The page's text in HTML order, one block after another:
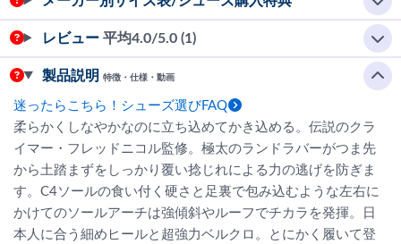
レビュー 平均4.0/5.0 (1)
製品説明 特徴・仕様・動画
迷ったらこちら！シューズ選びFAQ
柔らかくしなやかなのに立ち込めてかき込める。伝説のクラ
イマー・フレッドニコル監修。極太のランドラバーがつま先
から土踏まずをしっかり覆い捻じれによる力の逃げを防ぎま
す。C4ソールの食い付く硬さと足裏で包み込むような左右に
かけてのソールアーチは強傾斜やルーフでチカラを発揮。日
本人に合う細めヒールと超強力ベルクロ。とにかく履いて登